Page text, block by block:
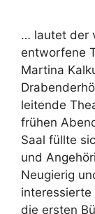
… lautet der
entworfene
Martina
leitende
frühen
Saal füllte
und
Neugierig
interessierte
die ersten